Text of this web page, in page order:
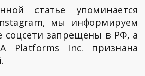
статье упоминается
мы информируем
соцсети запрещены в РФ, а
Platforms Inc. признана